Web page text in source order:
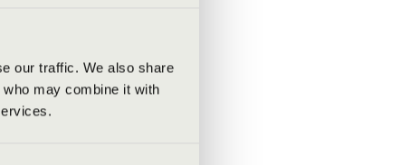
our traffic. We also share
may combine it with